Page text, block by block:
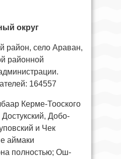
округ
район, село Араван,
районной
164557
Керме-Тооского
Добо-
и Чек
аймаки
полностью; Ош-